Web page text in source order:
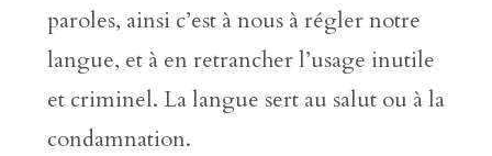
paroles, ainsi c’est à nous à régler notre
langue, et à en retrancher l’usage inutile
et criminel. La langue sert au salut ou à la
condamnation.